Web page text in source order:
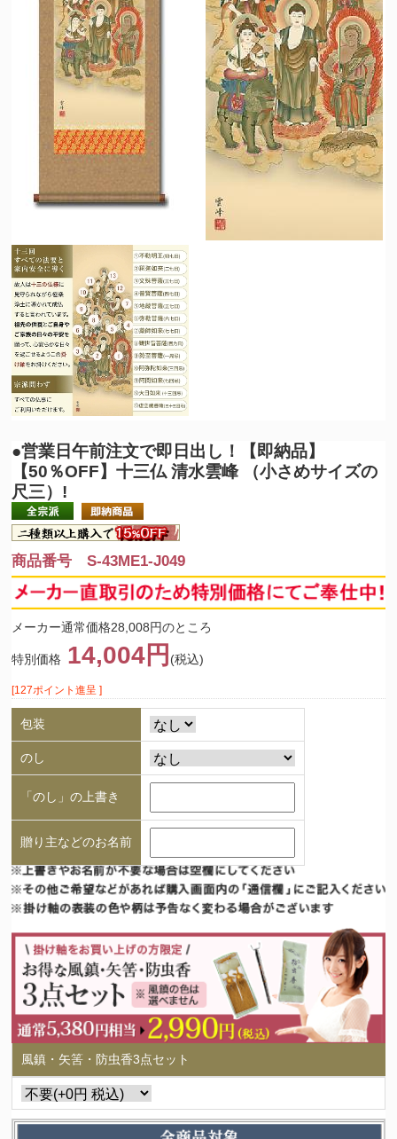
●営業日午前注文で即日出し！
【即納品】
【50％OFF】十三仏 清水雲峰 （小さめサイズの
尺三）!
商品番号 S-43ME1-J049
メーカー通常価格28,008円のところ
特別価格 14,004円 (税込)
[127ポイント進呈 ]
包装
のし
「のし」の上書き
贈り主などのお名前
風鎮・矢筈・防虫香3点セット